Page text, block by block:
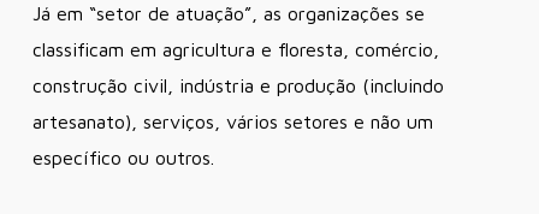
Já em “setor de atuação”, as organizações se
classificam em agricultura e floresta, comércio,
construção civil, indústria e produção (incluindo
artesanato), serviços, vários setores e não um
específico ou outros.